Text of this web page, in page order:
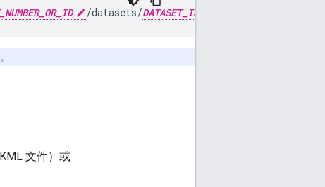
/datasets/DATASET_ID
KML 文件）或